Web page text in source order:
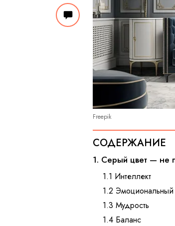
Freepik
СОДЕРЖАНИЕ
1. Серый цвет — не
1.1 Интеллект
1.2 Эмоциональный
1.3 Мудрость
1.4 Баланс